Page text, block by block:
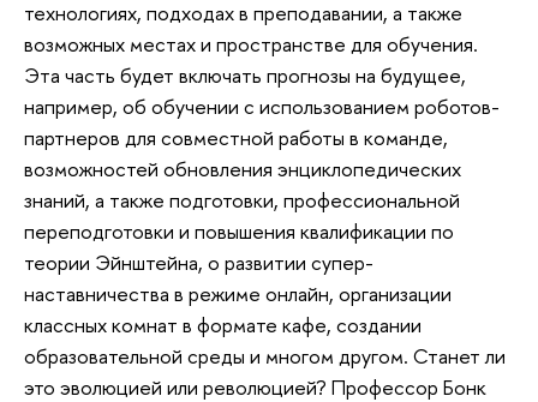
технологиях, подходах в преподавании, а также
возможных местах и пространстве для обучения.
Эта часть будет включать прогнозы на будущее,
например, об обучении с использованием роботов-
партнеров для совместной работы в команде,
возможностей обновления энциклопедических
знаний, а также подготовки, профессиональной
переподготовки и повышения квалификации по
теории Эйнштейна, о развитии супер-
наставничества в режиме онлайн, организации
классных комнат в формате кафе, создании
образовательной среды и многом другом. Станет ли
это эволюцией или революцией? Профессор Бонк